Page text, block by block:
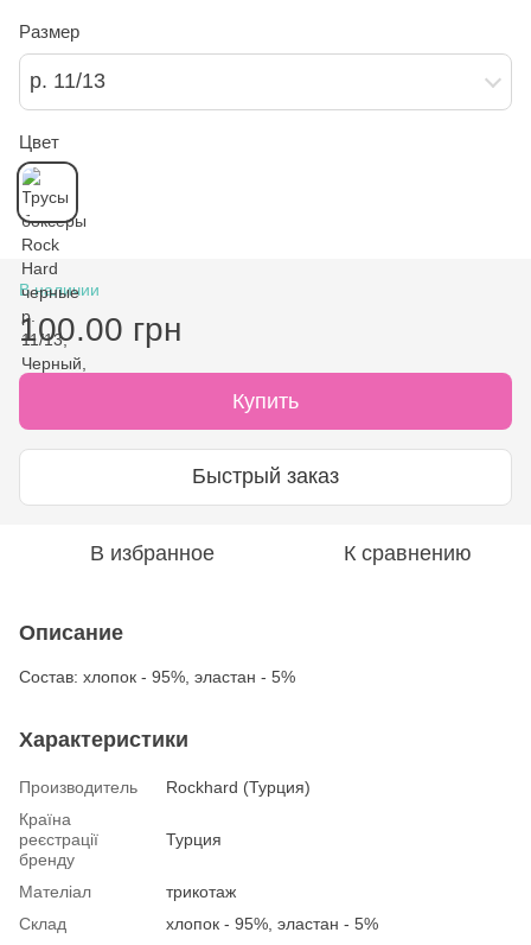
Размер
р. 11/13
Цвет
В наличии
100.00 грн
Купить
Быстрый заказ
В избранное К сравнению
Описание
Состав: хлопок - 95%, эластан - 5%
Характеристики
Производитель
Rockhard (Турция)
Країна
реєстрації
бренду
Турция
Мателіал
трикотаж
Склад
хлопок - 95%, эластан - 5%